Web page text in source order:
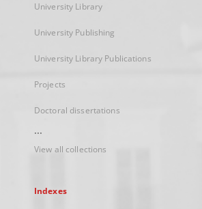
University Library
University Publishing
University Library Publications
Projects
Doctoral dissertations
...
View all collections
Indexes